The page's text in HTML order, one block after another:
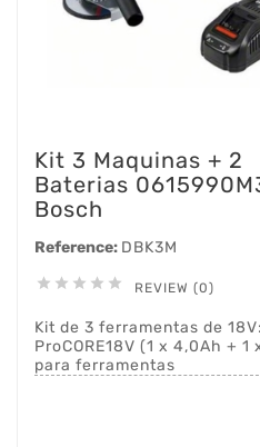
Kit 3 Maquinas + 2
Baterias
Bosch
Reference: DBK3M
     REVIEW (0)
Kit de 3 ferramentas de
ProCORE18V (1 x 4,0Ah +
para ferramentas